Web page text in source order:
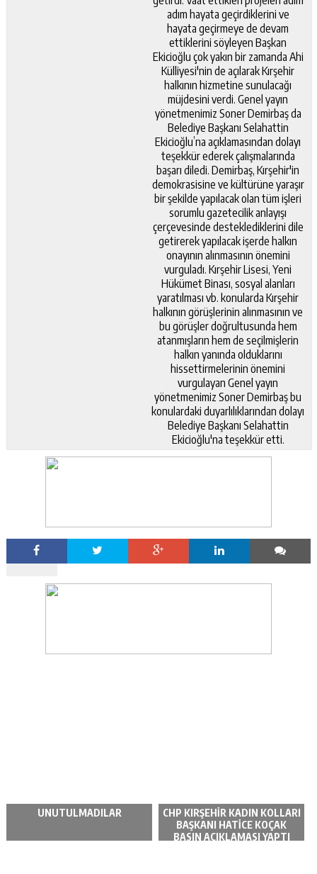
adım hayata geçirdiklerini ve
hayata geçirmeye de devam
ettiklerini söyleyen Başkan
Ekicioğlu çok yakın bir zamanda Ahi
Külliyesi'nin de açılarak Kırşehir
halkının hizmetine sunulacağı
müjdesini verdi. Genel yayın
yönetmenimiz Soner Demirbaş da
Belediye Başkanı Selahattin
Ekicioğlu’na açıklamasından dolayı
teşekkür ederek çalışmalarında
başarı diledi. Demirbaş, Kırşehir'in
demokrasisine ve kültürüne yaraşır
bir şekilde yapılacak olan tüm işleri
sorumlu gazetecilik anlayışı
çerçevesinde desteklediklerini dile
getirerek yapılacak işerde halkın
onayının alınmasının önemini
vurguladı. Kırşehir Lisesi, Yeni
Hükümet Binası, sosyal alanları
yaratılması vb. konularda Kırşehir
halkının görüşlerinin alınmasının ve
bu görüşler doğrultusunda hem
atanmışların hem de seçilmişlerin
halkın yanında olduklarını
hissettirmelerinin önemini
vurgulayan Genel yayın
yönetmenimiz Soner Demirbaş bu
konulardaki duyarlılıklarından dolayı
Belediye Başkanı Selahattin
Ekicioğlu'na teşekkür etti.
UNUTULMADILAR
CHP KIRŞEHİR KADIN KOLLARI
BAŞKANI HATİCE KOÇAK
BASIN AÇIKLAMASI YAPTI